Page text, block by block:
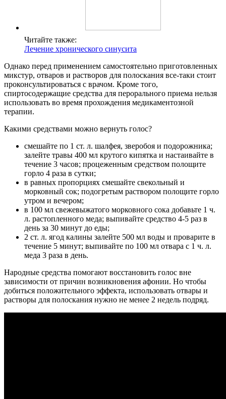
Читайте также:
Лечение хронического синусита
Однако перед применением самостоятельно приготовленных
микстур, отваров и растворов для полоскания все-таки стоит
проконсультироваться с врачом. Кроме того,
спиртосодержащие средства для перорального приема нельзя
использовать во время прохождения медикаментозной
терапии.
Какими средствами можно вернуть голос?
смешайте по 1 ст. л. шалфея, зверобоя и подорожника;
залейте травы 400 мл крутого кипятка и настаивайте в
течение 3 часов; процеженным средством полощите
горло 4 раза в сутки;
в равных пропорциях смешайте свекольный и
морковный сок; подогретым раствором полощите горло
утром и вечером;
в 100 мл свежевыжатого морковного сока добавьте 1 ч.
л. растопленного меда; выпивайте средство 4-5 раз в
день за 30 минут до еды;
2 ст. л. ягод калины залейте 500 мл воды и проварите в
течение 5 минут; выпивайте по 100 мл отвара с 1 ч. л.
меда 3 раза в день.
Народные средства помогают восстановить голос вне
зависимости от причин возникновения афонии. Но чтобы
добиться положительного эффекта, использовать отвары и
растворы для полоскания нужно не менее 2 недель подряд.